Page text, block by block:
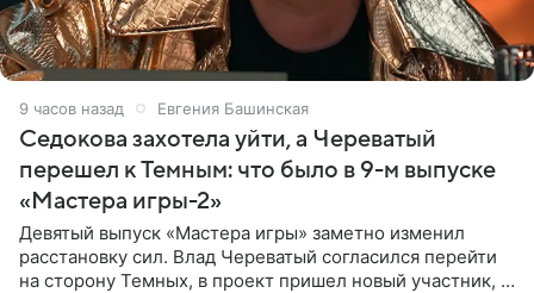
9 часов назад Евгения Башинская
Седокова захотела уйти, а Череватый
перешел к Темным: что было в 9-м выпуске
«Мастера игры-2»
Девятый выпуск «Мастера игры» заметно изменил
расстановку сил. Влад Череватый согласился перейти
на сторону Темных, в проект пришел новый участник, а